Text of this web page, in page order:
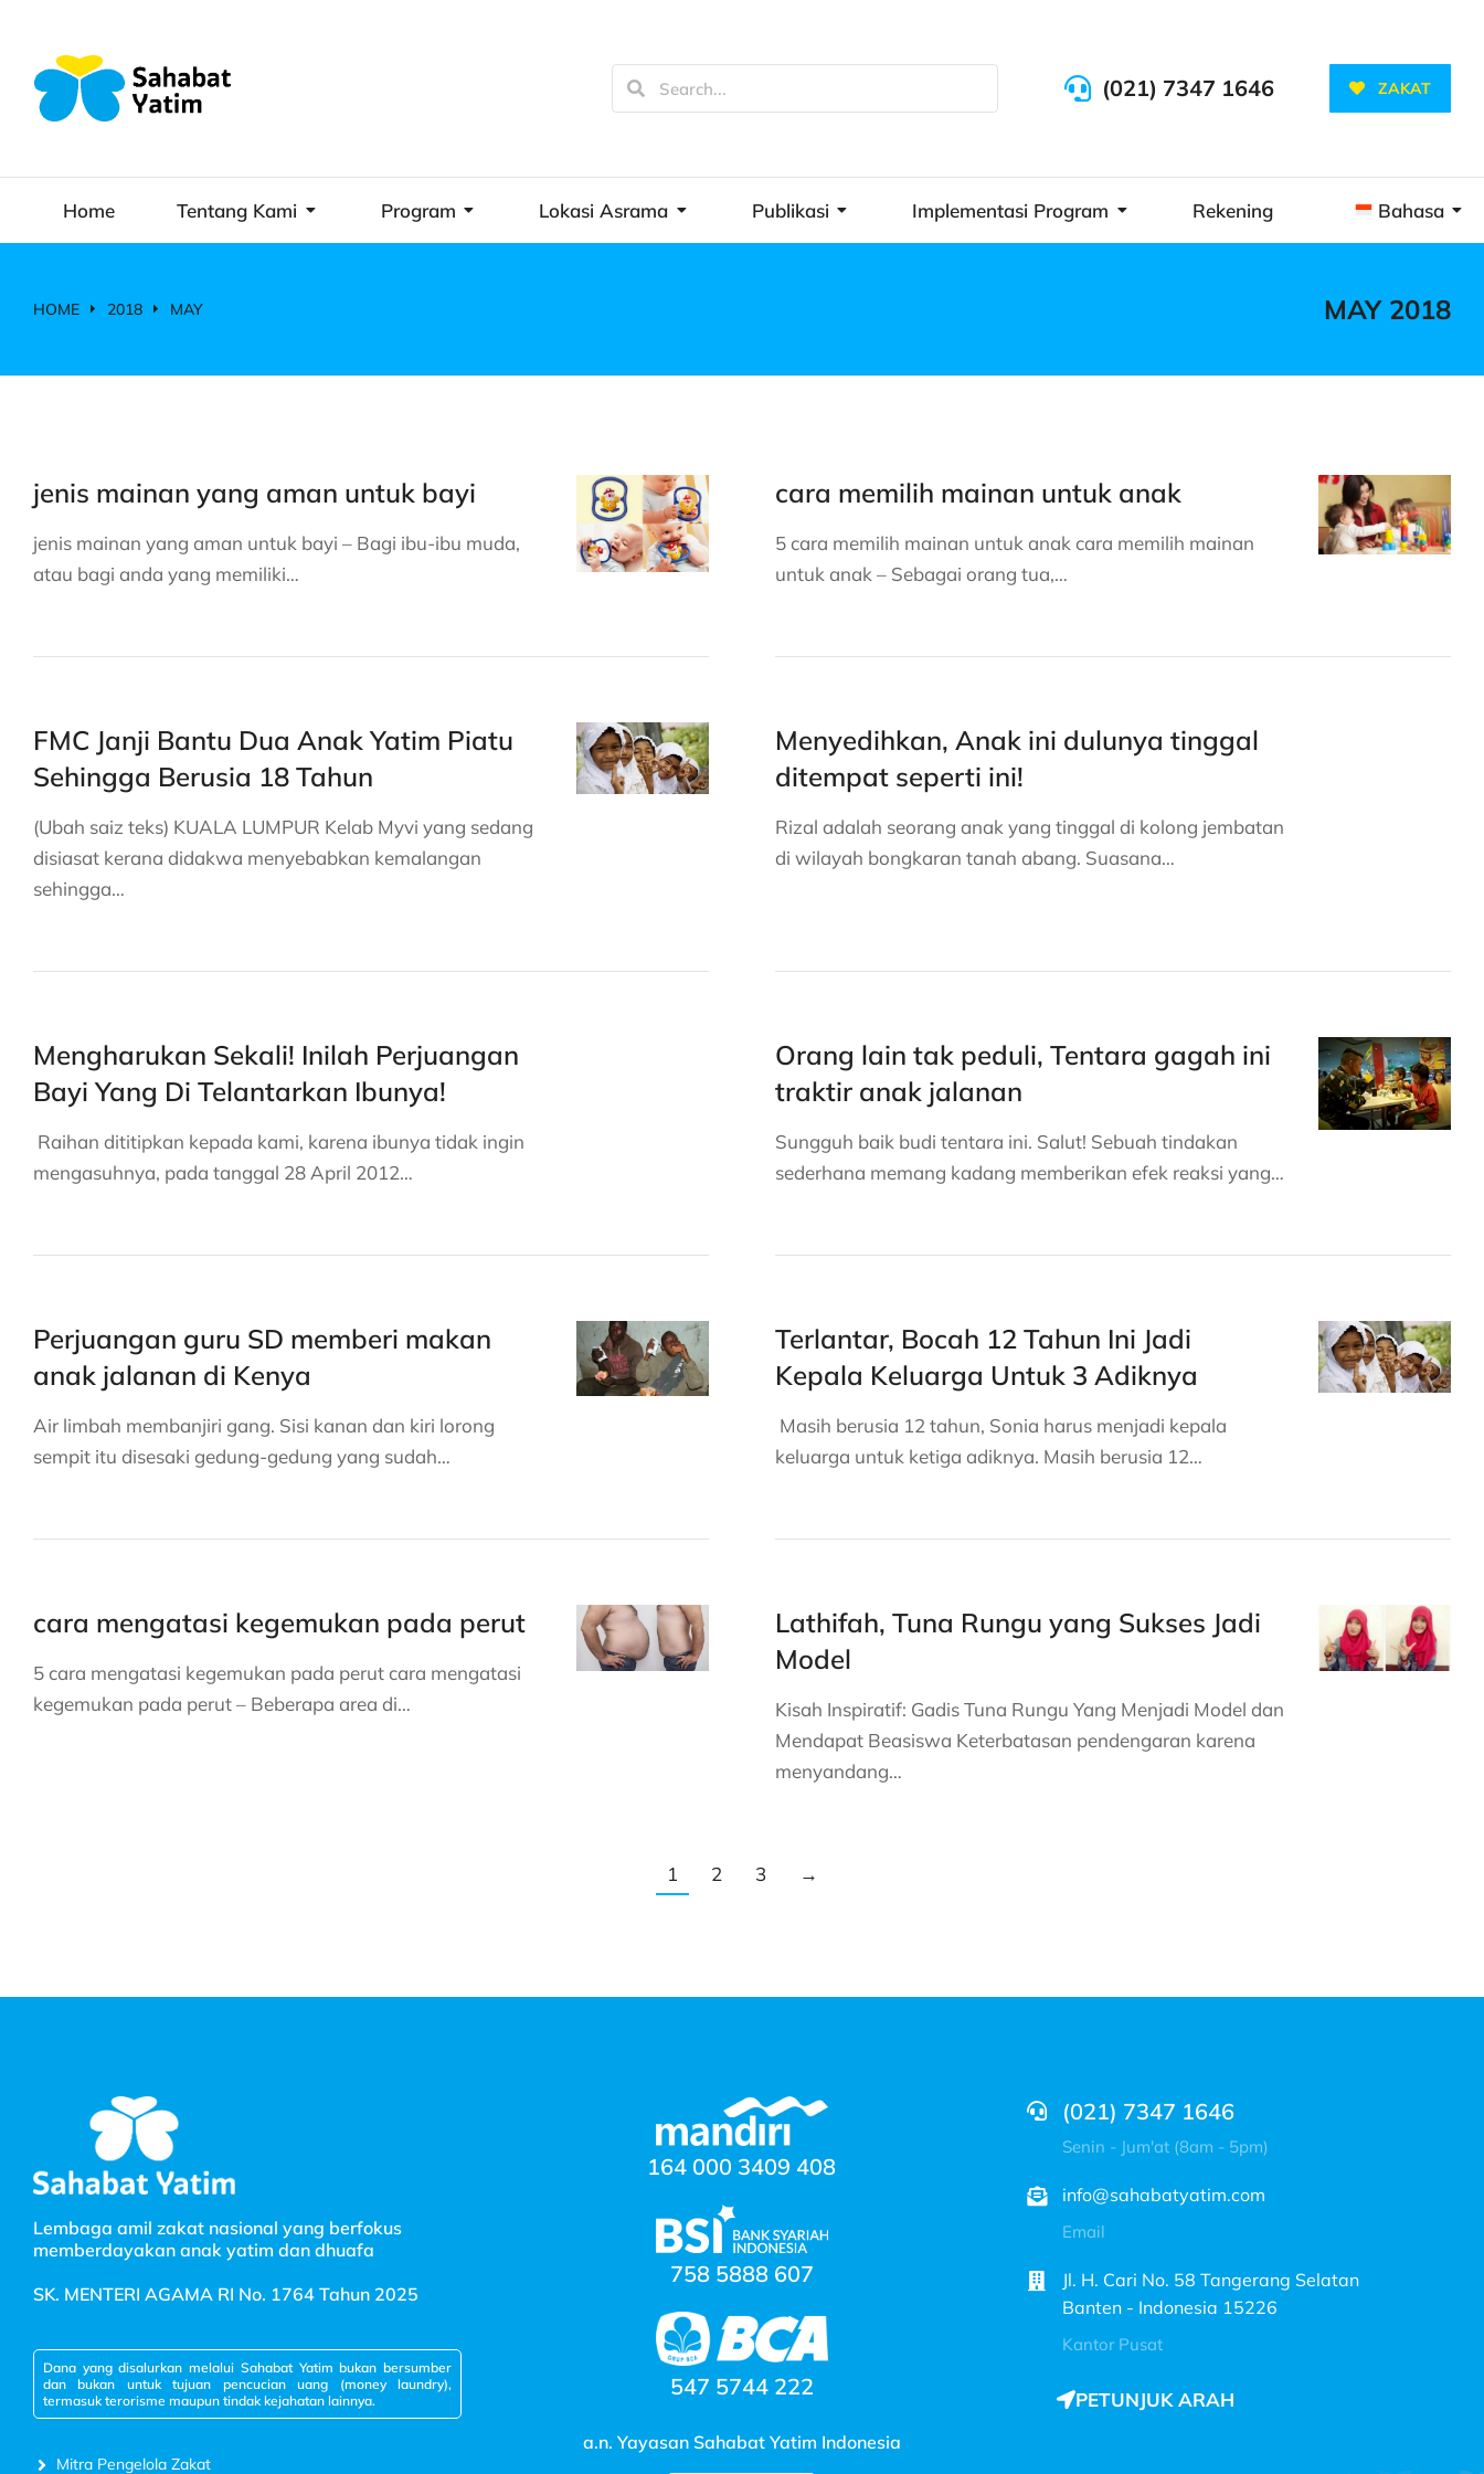
(021) 7347 1646 ZAKAT
Home Tentang Kami Program Lokasi Asrama Publikasi Implementasi Program Rekening Bahasa
You are here:
HOME 2018 MAY MAY 2018
jenis mainan yang aman untuk bayi
jenis mainan yang aman untuk bayi – Bagi ibu-ibu muda,
atau bagi anda yang memiliki…
cara memilih mainan untuk anak
5 cara memilih mainan untuk anak cara memilih mainan
untuk anak – Sebagai orang tua,…
FMC Janji Bantu Dua Anak Yatim Piatu
Sehingga Berusia 18 Tahun
(Ubah saiz teks) KUALA LUMPUR Kelab Myvi yang sedang
disiasat kerana didakwa menyebabkan kemalangan
sehingga…
Menyedihkan, Anak ini dulunya tinggal
ditempat seperti ini!
Rizal adalah seorang anak yang tinggal di kolong jembatan
di wilayah bongkaran tanah abang. Suasana…
Mengharukan Sekali! Inilah Perjuangan
Bayi Yang Di Telantarkan Ibunya!
Raihan dititipkan kepada kami, karena ibunya tidak ingin
mengasuhnya, pada tanggal 28 April 2012…
Orang lain tak peduli, Tentara gagah ini
traktir anak jalanan
Sungguh baik budi tentara ini. Salut! Sebuah tindakan
sederhana memang kadang memberikan efek reaksi yang…
Perjuangan guru SD memberi makan
anak jalanan di Kenya
Air limbah membanjiri gang. Sisi kanan dan kiri lorong
sempit itu disesaki gedung-gedung yang sudah…
Terlantar, Bocah 12 Tahun Ini Jadi
Kepala Keluarga Untuk 3 Adiknya
Masih berusia 12 tahun, Sonia harus menjadi kepala
keluarga untuk ketiga adiknya. Masih berusia 12…
cara mengatasi kegemukan pada perut
5 cara mengatasi kegemukan pada perut cara mengatasi
kegemukan pada perut – Beberapa area di…
Lathifah, Tuna Rungu yang Sukses Jadi
Model
Kisah Inspiratif: Gadis Tuna Rungu Yang Menjadi Model dan
Mendapat Beasiswa Keterbatasan pendengaran karena
menyandang…
1 2 3 →
Lembaga amil zakat nasional yang berfokus
memberdayakan anak yatim dan dhuafa
SK. MENTERI AGAMA RI No. 1764 Tahun 2025
Dana yang disalurkan melalui Sahabat Yatim bukan bersumber
dan bukan untuk tujuan pencucian uang (money laundry),
termasuk terorisme maupun tindak kejahatan lainnya.
Mitra Pengelola Zakat
164 000 3409 408
758 5888 607
547 5744 222
a.n. Yayasan Sahabat Yatim Indonesia
(021) 7347 1646
Senin - Jum'at (8am - 5pm)
info@sahabatyatim.com
Email
Jl. H. Cari No. 58 Tangerang Selatan
Banten - Indonesia 15226
Kantor Pusat
PETUNJUK ARAH